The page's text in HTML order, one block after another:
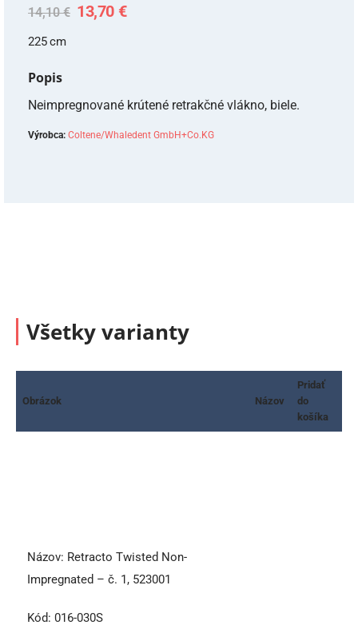
14,10€ Original
price
13,70 €Current
225 cm
Popis
Neimpregnované krútené retrakčné vlákno, biele.
Výrobca: Coltene/Whaledent GmbH+Co.KG
Všetky varianty
Obrázok Názov
Pridať
do
košíka
Názov: Retracto Twisted Non-
Impregnated – č. 1, 523001
Kód: 016-030S